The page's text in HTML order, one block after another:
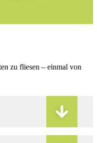
zu fliesen – einmal von